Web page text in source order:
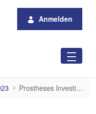
Anmelden
Prostheses Investigations